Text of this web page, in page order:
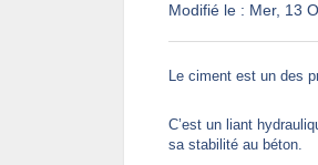
Modifié le : Mer, 13
Le ciment est un des
C’est un liant
sa stabilité au béton.